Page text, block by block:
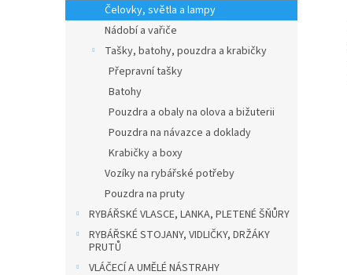
Čelovky, světla a lampy
Nádobí a vařiče
Tašky, batohy, pouzdra a krabičky
Přepravní tašky
Batohy
Pouzdra a obaly na olova a bižuterii
Pouzdra na návazce a doklady
Krabičky a boxy
Vozíky na rybářské potřeby
Pouzdra na pruty
RYBÁŘSKÉ VLASCE, LANKA, PLETENÉ ŠŇŮRY
RYBÁŘSKÉ STOJANY, VIDLIČKY, DRŽÁKY
PRUTŮ
VLÁČECÍ A UMĚLÉ NÁSTRAHY